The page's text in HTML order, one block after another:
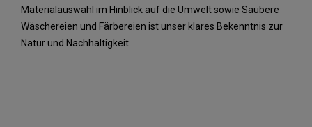
Materialauswahl im Hinblick auf die Umwelt sowie Saubere
Wäschereien und Färbereien ist unser klares Bekenntnis zur
Natur und Nachhaltigkeit.